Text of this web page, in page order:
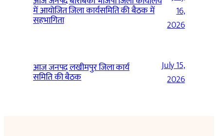
में आयोजित जिला कार्यसमिति की बैठक में
सहभागिता
16,
2026
आज जनपद लखीमपुर जिला कार्य
समिति की बैठक
July 15,
2026